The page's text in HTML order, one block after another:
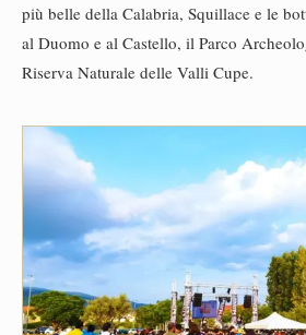
più belle della Calabria, Squillace e le
al Duomo e al Castello, il Parco
Riserva Naturale delle Valli Cupe.